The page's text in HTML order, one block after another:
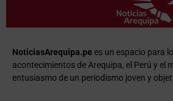
NoticiasArequipa.pe es un espacio para
acontecimientos de Arequipa, el Perú y el
entusiasmo de un periodismo joven y